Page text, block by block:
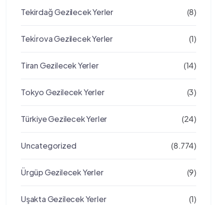
Tekirdağ Gezilecek Yerler (8)
Teki̇rova Gezilecek Yerler (1)
Tiran Gezilecek Yerler (14)
Tokyo Gezilecek Yerler (3)
Türkiye Gezilecek Yerler (24)
Uncategorized (8.774)
Ürgüp Gezilecek Yerler (9)
Uşakta Gezilecek Yerler (1)